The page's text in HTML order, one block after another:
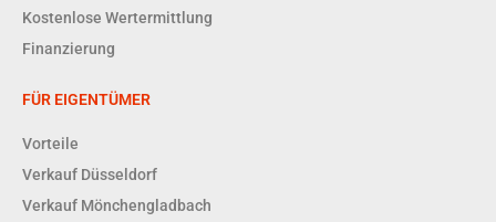
Kostenlose Wertermittlung
Finanzierung
FÜR EIGENTÜMER
Vorteile
Verkauf Düsseldorf
Verkauf Mönchengladbach